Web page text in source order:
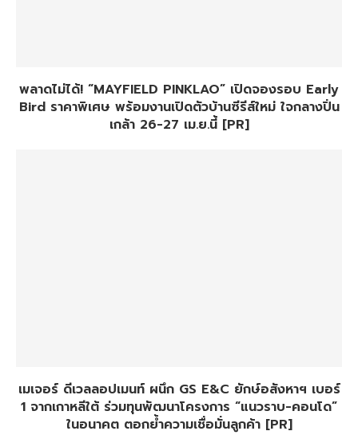
พลาดไม่ได้! “MAYFIELD PINKLAO” เปิดจองรอบ Early
Bird ราคาพิเศษ พร้อมงานเปิดตัวบ้านซีรีส์ใหม่ ใจกลางปิ่น
เกล้า 26-27 เม.ย.นี้ [PR]
เมเจอร์ ดีเวลลอปเมนท์ ผนึก GS E&C ยักษ์อสังหาฯ เบอร์
1 จากเกาหลีใต้ ร่วมทุนพัฒนาโครงการ “แนวราบ-คอนโด”
ในอนาคต ตอกย้ำความเชื่อมั่นลูกค้า [PR]